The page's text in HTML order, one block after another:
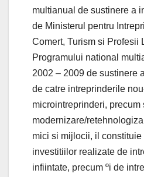
multianual de sustinere a
de Ministerul pentru
Comert, Turism si Profesii
Programului national
2002 – 2009 de sustinere
de catre intreprinderile
microintreprinderi,
modernizare/
mici si mijlocii, il constituie
investitiilor realizate de
infiintate, precum ºi de